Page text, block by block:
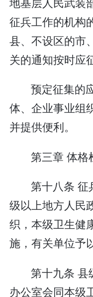
征兵工作的机构
县、不设区的市
关的通知按时应
预定征集的
体、企业事业组
并提供便利。
第三章 体格
第十八条 征
级以上地方人民
织，本级卫生健
施，有关单位予
第十九条 县
办公室会同本级